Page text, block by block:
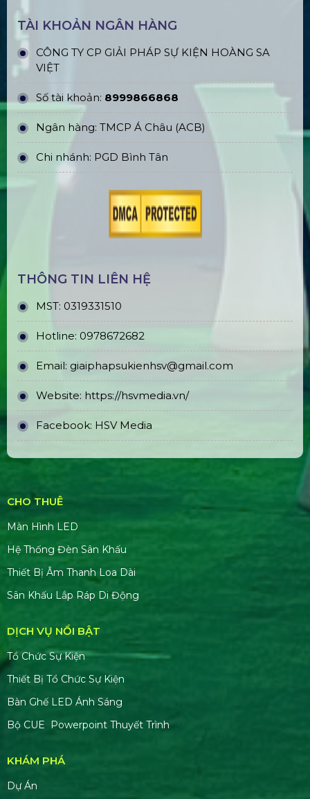
TÀI KHOẢN NGÂN HÀNG
CÔNG TY CP GIẢI PHÁP SỰ KIỆN HOÀNG SA
VIỆT
Số tài khoản: 8999866868
Ngân hàng: TMCP Á Châu (ACB)
Chi nhánh: PGD Bình Tân
THÔNG TIN LIÊN HỆ
MST: 0319331510
Hotline: 0978672682
Email: giaiphapsukienhsv@gmail.com
Website: https://hsvmedia.vn/
Facebook: HSV Media
CHO THUÊ
Màn Hình LED
Hệ Thống Đèn Sân Khấu
Thiết Bị Âm Thanh Loa Dài
Sân Khấu Lắp Ráp Di Động
DỊCH VỤ NỔI BẬT
Tổ Chức Sự Kiện
Thiết Bị Tổ Chức Sự Kiện
Bàn Ghế LED Ánh Sáng
Bộ CUE Powerpoint Thuyết Trình
KHÁM PHÁ
Dự Án